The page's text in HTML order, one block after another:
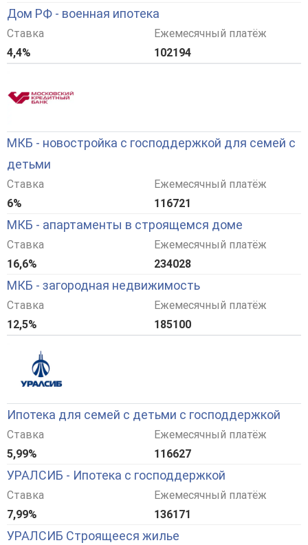
Дом РФ - военная ипотека
Ставка
4,4%
Ежемесячный платёж
102194
МКБ - новостройка с господдержкой для семей с
детьми
Ставка
6%
Ежемесячный платёж
116721
МКБ - апартаменты в строящемся доме
Ставка
16,6%
Ежемесячный платёж
234028
МКБ - загородная недвижимость
Ставка
12,5%
Ежемесячный платёж
185100
Ипотека для семей с детьми с господдержкой
Ставка
5,99%
Ежемесячный платёж
116627
УРАЛСИБ - Ипотека с господдержкой
Ставка
7,99%
Ежемесячный платёж
136171
УРАЛСИБ Строящееся жилье